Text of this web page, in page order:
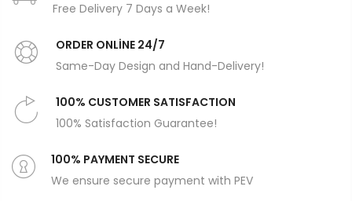
Free Delivery 7 Days a Week!
ORDER ONLİNE 24/7
Same-Day Design and Hand-Delivery!
100% CUSTOMER SATISFACTION
100% Satisfaction Guarantee!
100% PAYMENT SECURE
We ensure secure payment with PEV